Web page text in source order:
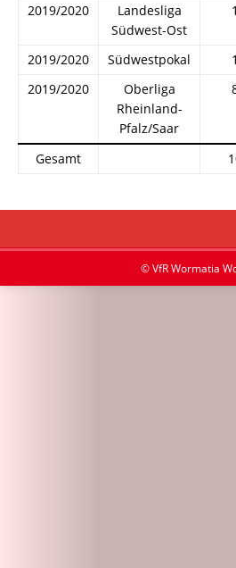
2019/2020
Landesliga
Südwest-Ost
1
2019/2020 Südwestpokal 1
2019/2020
Oberliga
Rheinland-
Pfalz/Saar
Gesamt
© VfR Wormatia